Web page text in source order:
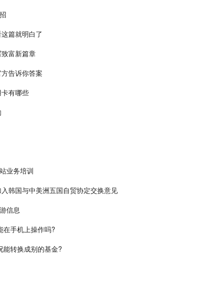
篇就明白了
富新篇章
告诉你答案
有哪些
业务培训
韩国与中美洲五国自贸协定交换意见
信息
在手机上操作吗?
能转换成别的基金?